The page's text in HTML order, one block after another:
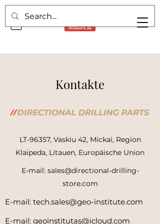
Kontakte
LT-96357, Vaskiu 42, Mickai, Region
Klaipeda, Litauen, Europäische Union
E-mail: sales@directional-drilling-
store.com
E-mail: tech.sales@geo-institute.com
E-mail: geoinstitutas@icloud.com